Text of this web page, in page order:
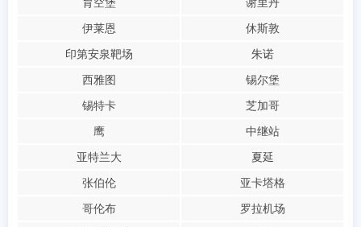
育空堡
谢里丹
伊莱恩
休斯敦
印第安泉靶场
朱诺
西雅图
锡尔堡
锡特卡
芝加哥
鹰
中继站
亚特兰大
夏延
张伯伦
亚卡塔格
哥伦布
罗拉机场